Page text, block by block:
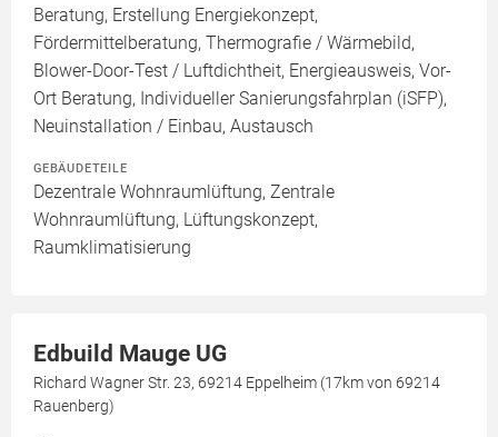
Beratung, Erstellung Energiekonzept,
Fördermittelberatung, Thermografie / Wärmebild,
Blower-Door-Test / Luftdichtheit, Energieausweis, Vor-
Ort Beratung, Individueller Sanierungsfahrplan (iSFP),
Neuinstallation / Einbau, Austausch
GEBÄUDETEILE
Dezentrale Wohnraumlüftung, Zentrale
Wohnraumlüftung, Lüftungskonzept,
Raumklimatisierung
Edbuild Mauge UG
Richard Wagner Str. 23, 69214 Eppelheim (17km von 69214
Rauenberg)